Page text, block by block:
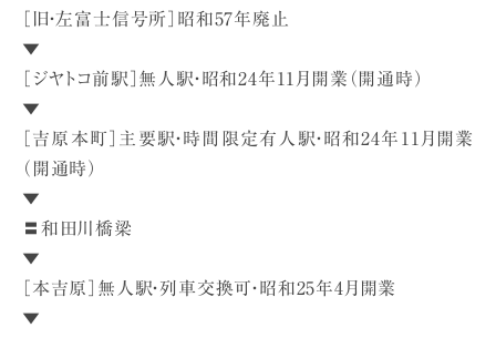
［旧・左富士信号所］昭和57年廃止
▼
［ジヤトコ前駅］無人駅・昭和24年11月開業（開通時）
▼
［吉原本町］主要駅・時間限定有人駅・昭和24年11月開業
（開通時）
▼
〓和田川橋梁
▼
［本吉原］無人駅・列車交換可・昭和25年4月開業
▼